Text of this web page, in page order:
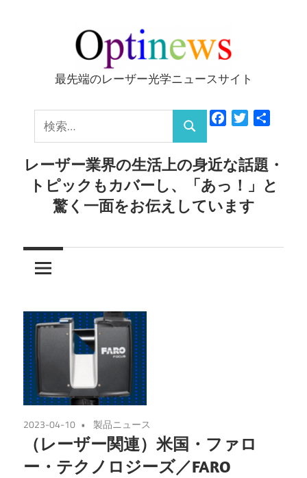
ッ
Optinews
最先端のレーザー光学ニュースサイト
索:
検
索
FacebookTwitter
レーザー業界の生活上の身近な話題・
トピックもカバーし、「あっ！」と
驚く一面をお伝えしています
2023-04-10 製品ニュース
（レーザー関連）米国・ファロ
ー・テクノロジーズ／FARO